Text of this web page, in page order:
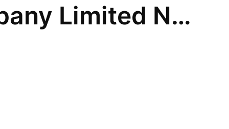
Astra Enterprise Public Company Limited NVDR